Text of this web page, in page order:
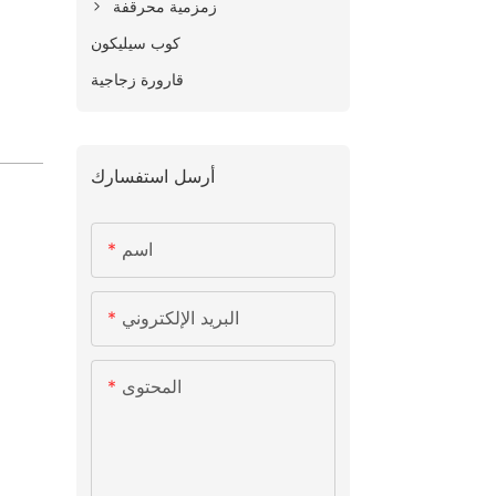
زمزمية محرقفة
كوب سيليكون
قارورة زجاجية
أرسل استفسارك
اسم
البريد الإلكتروني
المحتوى